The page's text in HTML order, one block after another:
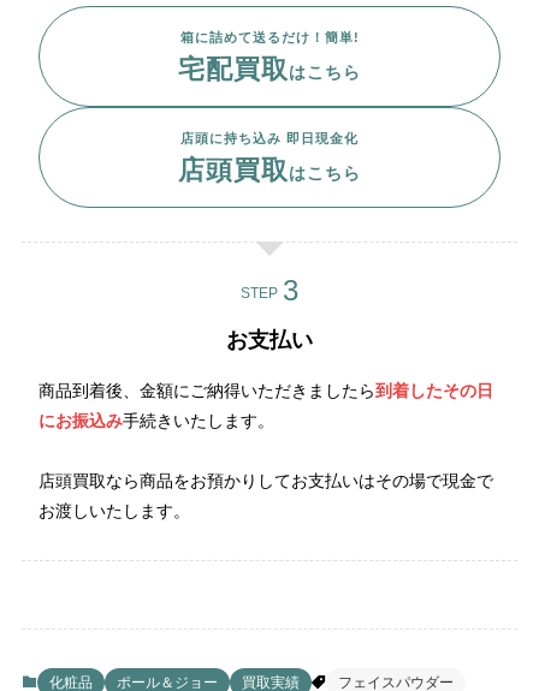
箱に詰めて送るだけ！簡単!
宅配買取はこちら
店頭に持ち込み 即日現金化
店頭買取はこちら
STEP
お支払い
商品到着後、金額にご納得いただきましたら到着したその日
にお振込み手続きいたします。
店頭買取なら商品をお預かりしてお支払いはその場で現金で
お渡しいたします。
化粧品 ポール＆ジョー 買取実績 フェイスパウダー